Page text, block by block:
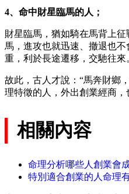
4、命中財星臨馬的人；
財星臨馬，猶如騎在馬背上
馬，進攻也就迅速、撤退也
重，利於長途遷移，交馳往來
故此，古人才說：“馬奔財鄉
理特徵的人，外出創業經商，
相關內容
命理分析哪些人創業會
特別適合創業的人命理